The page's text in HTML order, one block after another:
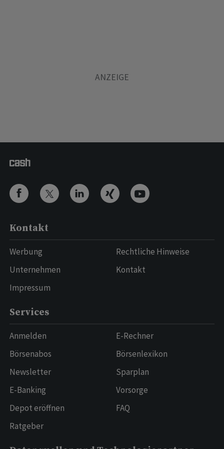
Kontakt
Werbung
Unternehmen
Impressum
Rechtliche Hinweise
Kontakt
Services
Anmelden
Börsenabos
Newsletter
E-Banking
Depot eröffnen
Ratgeber
E-Rechner
Börsenlexikon
Sparplan
Vorsorge
FAQ